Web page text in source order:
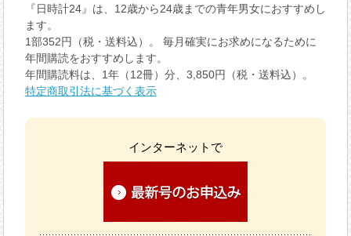
『日時計24』は、12歳から24歳までの青年男女におすすめし
ます。
1部352円（税・送料込）。 毎月確実にお求めになるために
年間購読をおすすめします。
年間購読料は、1年（12冊）分、3,850円（税・送料込）。
特定商取引法に基づく表示
インターネットで